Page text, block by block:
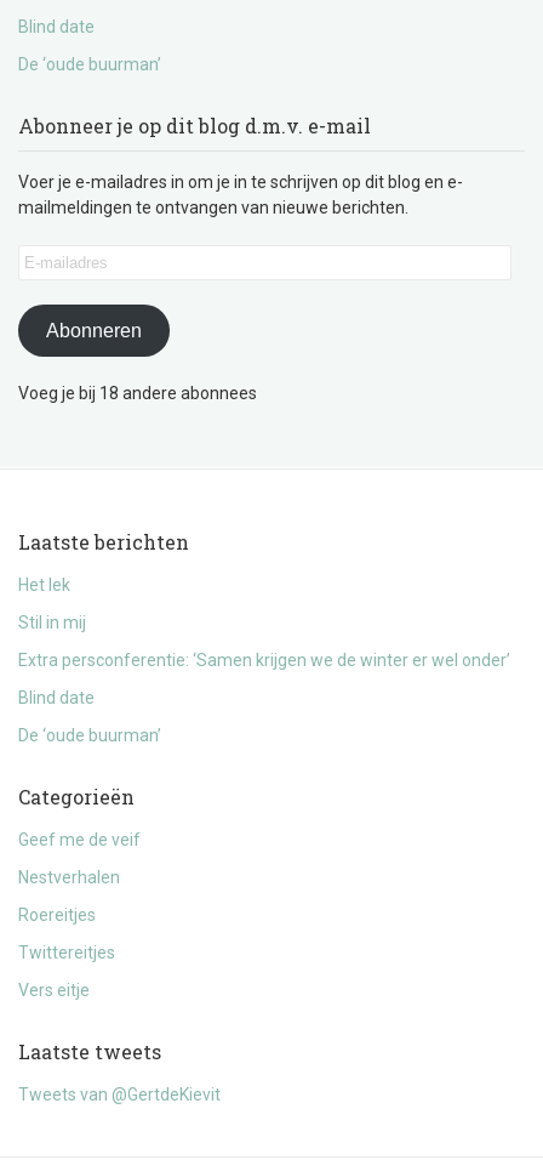
Blind date
De ‘oude buurman’
Abonneer je op dit blog d.m.v. e-mail
Voer je e-mailadres in om je in te schrijven op dit blog en e-
mailmeldingen te ontvangen van nieuwe berichten.
E-
Abonneren
Voeg je bij 18 andere abonnees
Laatste berichten
Het lek
Stil in mij
Extra persconferentie: ‘Samen krijgen we de winter er wel onder’
Blind date
De ‘oude buurman’
Categorieën
Geef me de veif
Nestverhalen
Roereitjes
Twittereitjes
Vers eitje
Laatste tweets
Tweets van @GertdeKievit